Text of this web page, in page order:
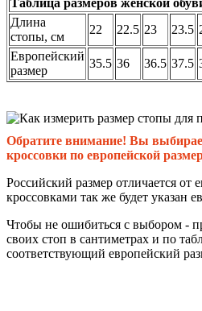
Длина
стопы, см
22 22.5 23 23.5
Европейский
размер
35.5 36 36.5 37.5
Обратите внимание! Вы
кроссовки по европейской
Российский размер отличается от
кроссовками так же будет указан
Чтобы не ошибиться с выбором -
своих стоп в сантиметрах и по
соответствующий европейский